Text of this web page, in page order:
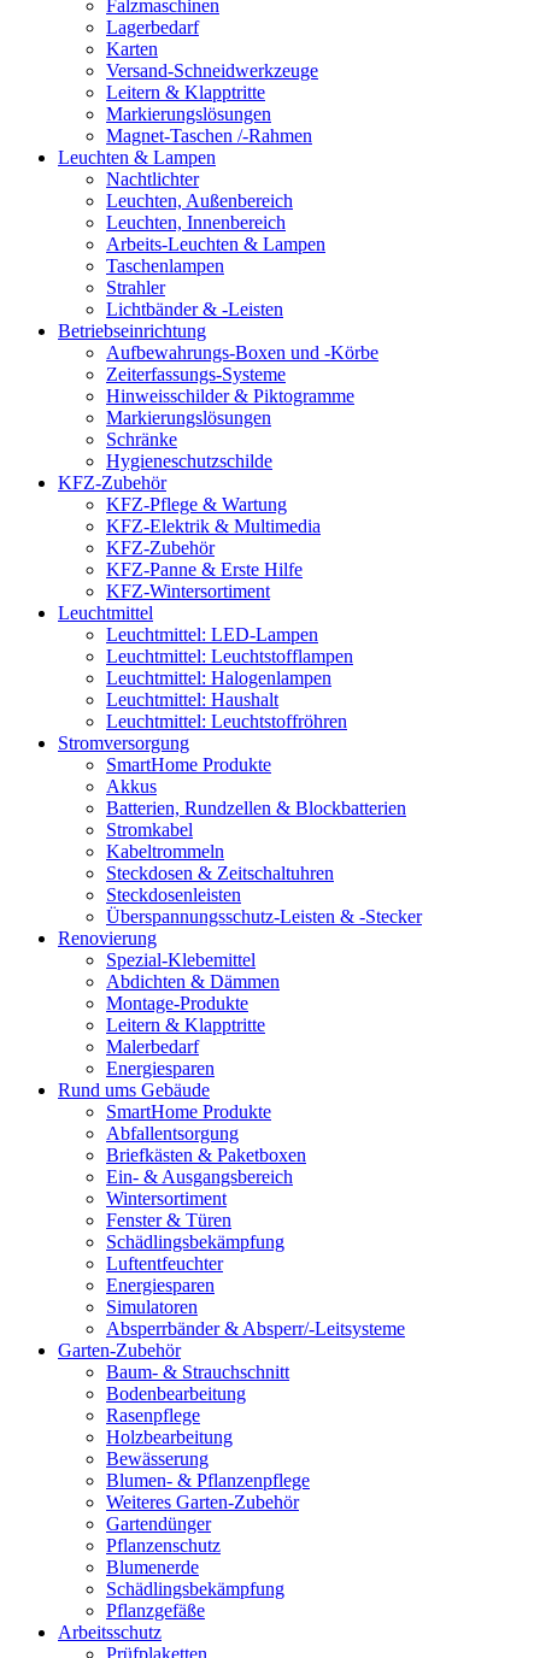
Falzmaschinen
Lagerbedarf
Karten
Versand-Schneidwerkzeuge
Leitern & Klapptritte
Markierungslösungen
Magnet-Taschen /-Rahmen
Leuchten & Lampen
Nachtlichter
Leuchten, Außenbereich
Leuchten, Innenbereich
Arbeits-Leuchten & Lampen
Taschenlampen
Strahler
Lichtbänder & -Leisten
Betriebseinrichtung
Aufbewahrungs-Boxen und -Körbe
Zeiterfassungs-Systeme
Hinweisschilder & Piktogramme
Markierungslösungen
Schränke
Hygieneschutzschilde
KFZ-Zubehör
KFZ-Pflege & Wartung
KFZ-Elektrik & Multimedia
KFZ-Zubehör
KFZ-Panne & Erste Hilfe
KFZ-Wintersortiment
Leuchtmittel
Leuchtmittel: LED-Lampen
Leuchtmittel: Leuchtstofflampen
Leuchtmittel: Halogenlampen
Leuchtmittel: Haushalt
Leuchtmittel: Leuchtstoffröhren
Stromversorgung
SmartHome Produkte
Akkus
Batterien, Rundzellen & Blockbatterien
Stromkabel
Kabeltrommeln
Steckdosen & Zeitschaltuhren
Steckdosenleisten
Überspannungsschutz-Leisten & -Stecker
Renovierung
Spezial-Klebemittel
Abdichten & Dämmen
Montage-Produkte
Leitern & Klapptritte
Malerbedarf
Energiesparen
Rund ums Gebäude
SmartHome Produkte
Abfallentsorgung
Briefkästen & Paketboxen
Ein- & Ausgangsbereich
Wintersortiment
Fenster & Türen
Schädlingsbekämpfung
Luftentfeuchter
Energiesparen
Simulatoren
Absperrbänder & Absperr/-Leitsysteme
Garten-Zubehör
Baum- & Strauchschnitt
Bodenbearbeitung
Rasenpflege
Holzbearbeitung
Bewässerung
Blumen- & Pflanzenpflege
Weiteres Garten-Zubehör
Gartendünger
Pflanzenschutz
Blumenerde
Schädlingsbekämpfung
Pflanzgefäße
Arbeitsschutz
Prüfplaketten